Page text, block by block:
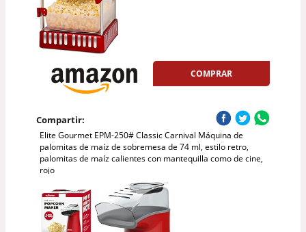
COMPRAR
Compartir:
Elite Gourmet EPM-250# Classic Carnival Máquina de
palomitas de maíz de sobremesa de 74 ml, estilo retro,
palomitas de maíz calientes con mantequilla como de cine,
rojo